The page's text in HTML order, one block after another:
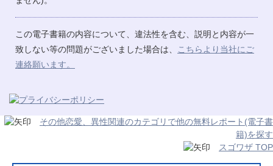
この電子書籍の内容について、違法性を含む、説明と内容が一
致しない等の問題がございました場合は、
こちらより当社にご
連絡願います。
その他恋愛、異性関連のカテゴリで他の無料レポート(電子書
籍)を探す
スゴワザ TOP